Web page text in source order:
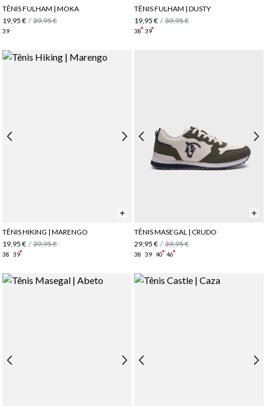
TÊNIS FULHAM | MOKA
19,95 € / 39,95 €
39
TÊNIS FULHAM | DUSTY
19,95 € / 39,95 €
38 39
TÊNIS HIKING | MARENGO
19,95 € / 39,95 €
38 39
TÊNIS MASEGAL | CRUDO
29,95 € / 39,95 €
38 39 40 46